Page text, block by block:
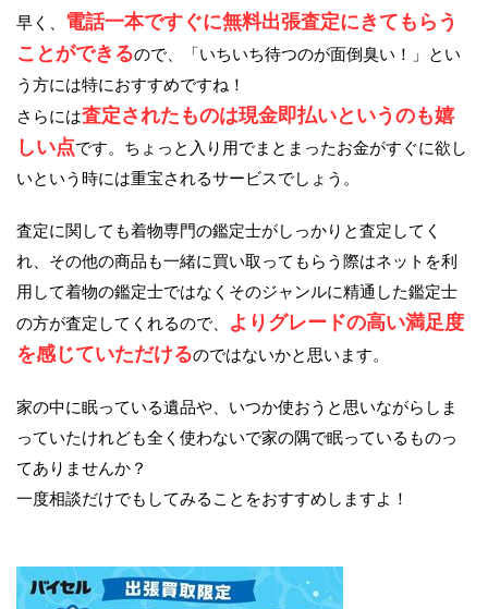
早く、 電話一本ですぐに無料出張査定にきてもらう
ことができるので、「いちいち待つのが面倒臭い！」とい
う方には特におすすめですね！
さらには査定されたものは現金即払いというのも嬉
しい点です。ちょっと入り用でまとまったお金がすぐに欲し
いという時には重宝されるサービスでしょう。
査定に関しても着物専門の鑑定士がしっかりと査定してく
れ、その他の商品も一緒に買い取ってもらう際はネットを利
用して着物の鑑定士ではなくそのジャンルに精通した鑑定士
の方が査定してくれるので、
よりグレードの高い満足度
を感じていただけるのではないかと思います。
家の中に眠っている遺品や、いつか使おうと思いながらしま
っていたけれども全く使わないで家の隅で眠っているものっ
てありませんか？
一度相談だけでもしてみることをおすすめしますよ！